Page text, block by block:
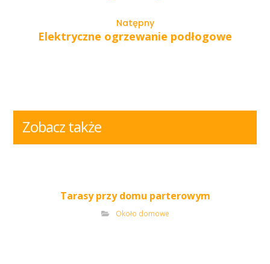
Natępny
Elektryczne ogrzewanie podłogowe
Zobacz także
Tarasy przy domu parterowym
Około domowe